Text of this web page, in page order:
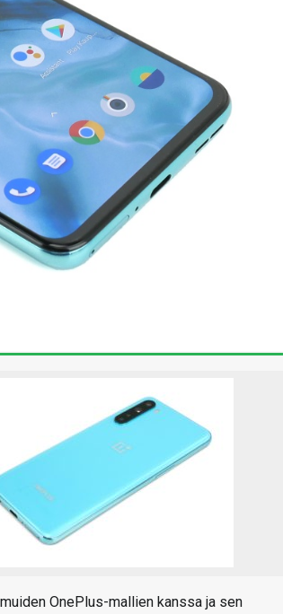
OnePlus-mallien kanssa ja sen